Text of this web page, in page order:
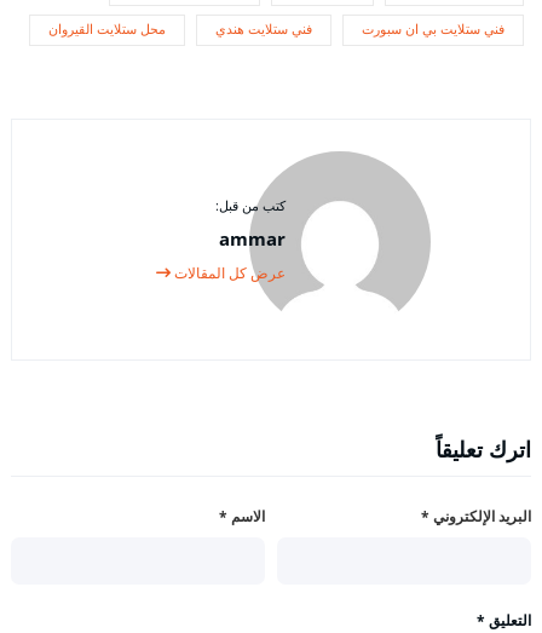
فني ستلايت بي ان سبورت فني ستلايت هندي محل ستلايت القيروان
كتب من قبل:
ammar
عرض كل المقالات
اترك تعليقاً
الاسم * البريد الإلكتروني *
التعليق *